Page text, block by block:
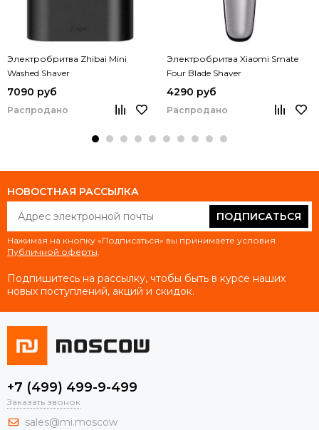
Электробритва Zhibai Mini
Washed Shaver
7090 руб
Распродано
Электробритва Xiaomi Smate
Four Blade Shaver
4290 руб
Распродано
НОВОСТНАЯ РАССЫЛКА
ПОДПИСАТЬСЯ
Нажимая на кнопку «Подписаться» вы принимаете условия
Публичной оферты
Подпишитесь на рассылку, чтобы быть в курсе наших
новых поступлений, акций и скидок.
+7 (499) 499-9-499
Заказать звонок
sales@mi.moscow